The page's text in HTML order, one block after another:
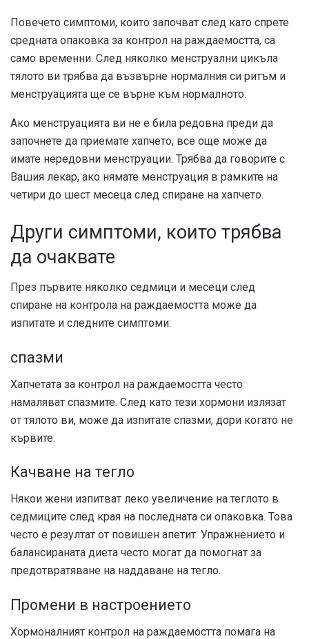
Повечето симптоми, които започват след като спрете
средната опаковка за контрол на раждаемостта, са
само временни. След няколко менструални цикъла
тялото ви трябва да възвърне нормалния си ритъм и
менструацията ще се върне към нормалното.
Ако менструацията ви не е била редовна преди да
започнете да приемате хапчето, все още може да
имате нередовни менструации. Трябва да говорите с
Вашия лекар, ако нямате менструация в рамките на
четири до шест месеца след спиране на хапчето.
Други симптоми, които трябва
да очаквате
През първите няколко седмици и месеци след
спиране на контрола на раждаемостта може да
изпитате и следните симптоми:
спазми
Хапчетата за контрол на раждаемостта често
намаляват спазмите. След като тези хормони излязат
от тялото ви, може да изпитате спазми, дори когато не
кървите.
Качване на тегло
Някои жени изпитват леко увеличение на теглото в
седмиците след края на последната си опаковка. Това
често е резултат от повишен апетит. Упражнението и
балансираната диета често могат да помогнат за
предотвратяване на наддаване на тегло.
Промени в настроението
Хормоналният контрол на раждаемостта помага на